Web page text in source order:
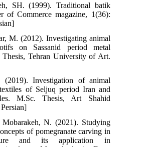
SH. (1999). Traditional batik
Chamber of Commerce magazine, 1(36):
[in Persian]
Shoar, M. (2012). Investigating animal
motifs on Sassanid period metal
M.Sc. Thesis, Tehran University of Art.
F. (2019). Investigation of animal
in the textiles of Seljuq period Iran and
textiles. M.Sc. Thesis, Art Shahid
[in Persian]
Mobarakeh, N. (2021). Studying
concepts of pomegranate carving in
culture and its application in